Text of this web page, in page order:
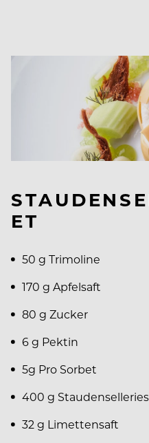
ET
50 g Trimoline
170 g Apfelsaft
80 g Zucker
6 g Pektin
5g Pro Sorbet
400 g
32 g Limettensaft